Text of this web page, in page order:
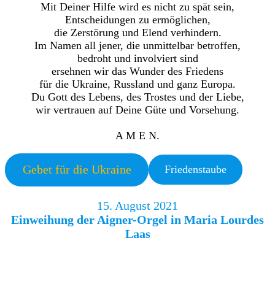
Mit Deiner Hilfe wird es nicht zu spät sein,
Entscheidungen zu ermöglichen,
die Zerstörung und Elend verhindern.
Im Namen all jener, die unmittelbar betroffen,
bedroht und involviert sind
ersehnen wir das Wunder des Friedens
für die Ukraine, Russland und ganz Europa.
Du Gott des Lebens, des Trostes und der Liebe,
wir vertrauen auf Deine Güte und Vorsehung.
A M E N.
Gebet für die Ukraine Friedenstaube
15. August 2021
Einweihung der Aigner-Orgel in Maria Lourdes
Laas